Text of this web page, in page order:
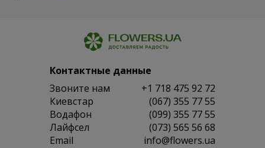
Контактные данные
Звоните нам
+1 718 475 92 72
Киевстар
(067) 355 77 55
Водафон
(099) 355 77 55
Лайфсел
(073) 565 56 68
Email
info@flowers.ua